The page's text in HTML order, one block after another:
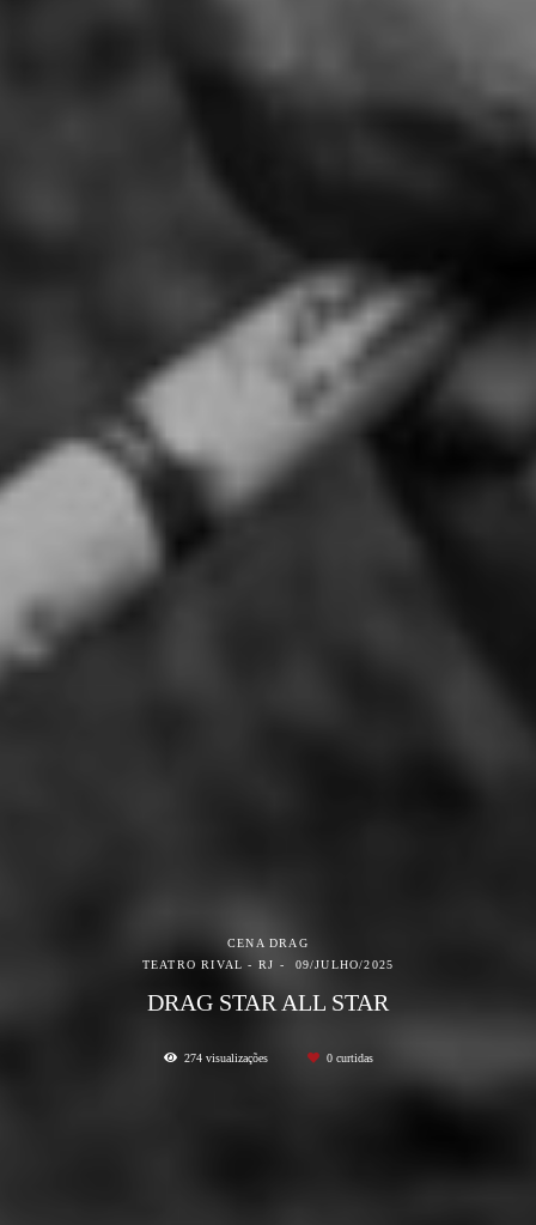
CENA DRAG
TEATRO RIVAL - RJ
09/JULHO/2025
DRAG STAR ALL STAR
274visualizações 0curtidas